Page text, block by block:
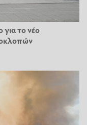
για το νέο